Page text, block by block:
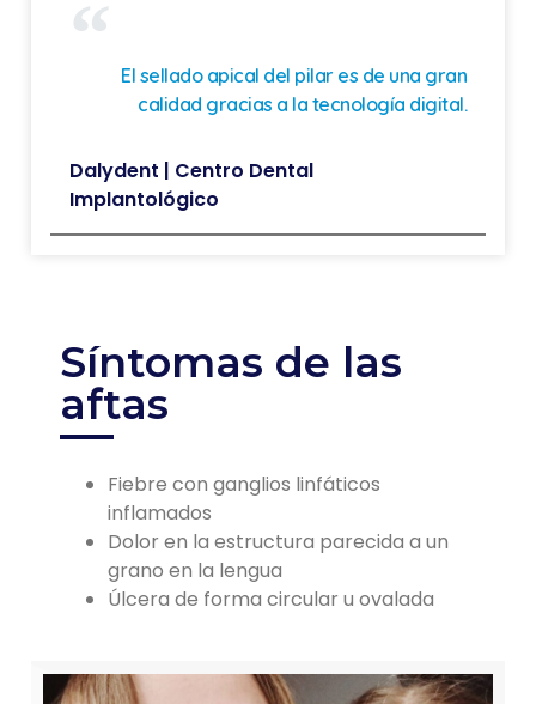
El sellado apical del pilar es de una gran
calidad gracias a la tecnología digital.
Dalydent | Centro Dental
Implantológico
Síntomas de las
aftas
Fiebre con ganglios linfáticos
inflamados
Dolor en la estructura parecida a un
grano en la lengua
Úlcera de forma circular u ovalada